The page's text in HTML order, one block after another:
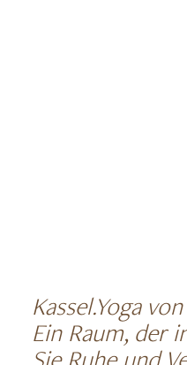
Kassel.Yoga
Ein Raum, der